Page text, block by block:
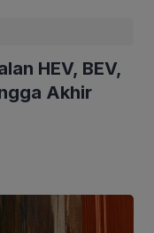
HEV, BEV,
Akhir